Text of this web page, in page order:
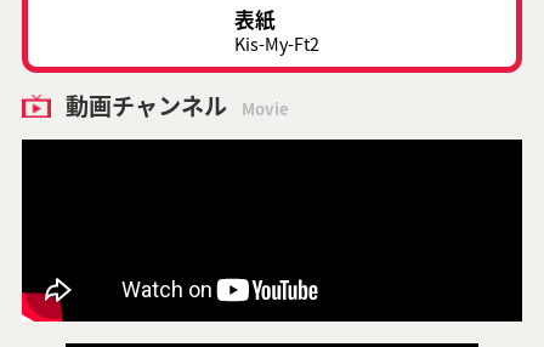
表紙
Kis-My-Ft2
動画チャンネル Movie